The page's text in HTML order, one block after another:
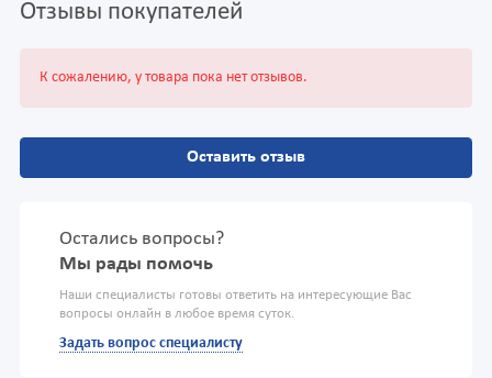
Отзывы покупателей
К сожалению, у товара пока нет отзывов.
Оставить отзыв
Остались вопросы?
Мы рады помочь
Наши специалисты готовы ответить на интересующие Вас
вопросы онлайн в любое время суток.
Задать вопрос специалисту